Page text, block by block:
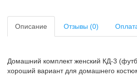
Описание Отзывы (0)
Домашний комплект женский КД-3
хороший вариант для домашнего